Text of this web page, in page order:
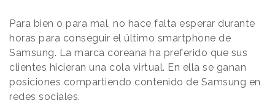
Para bien o para mal, no hace falta esperar durante
horas para conseguir el último smartphone de
Samsung. La marca coreana ha preferido que sus
clientes hicieran una cola virtual. En ella se ganan
posiciones compartiendo contenido de Samsung en
redes sociales.